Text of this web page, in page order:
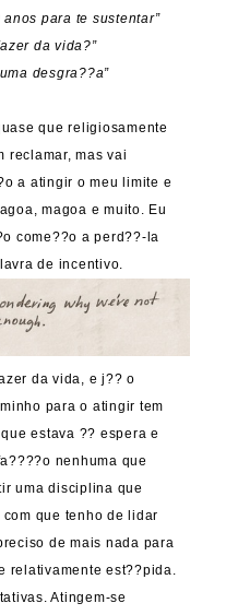
para te sustentar”
da vida?”
desgra??a”
que religiosamente
reclamar, mas vai
a atingir o meu limite e
magoa e muito. Eu
come??o a perd??-la
de incentivo.
da vida, e j?? o
para o atingir tem
estava ?? espera e
nenhuma que
uma disciplina que
que tenho de lidar
de mais nada para
relativamente est??pida.
Atingem-se